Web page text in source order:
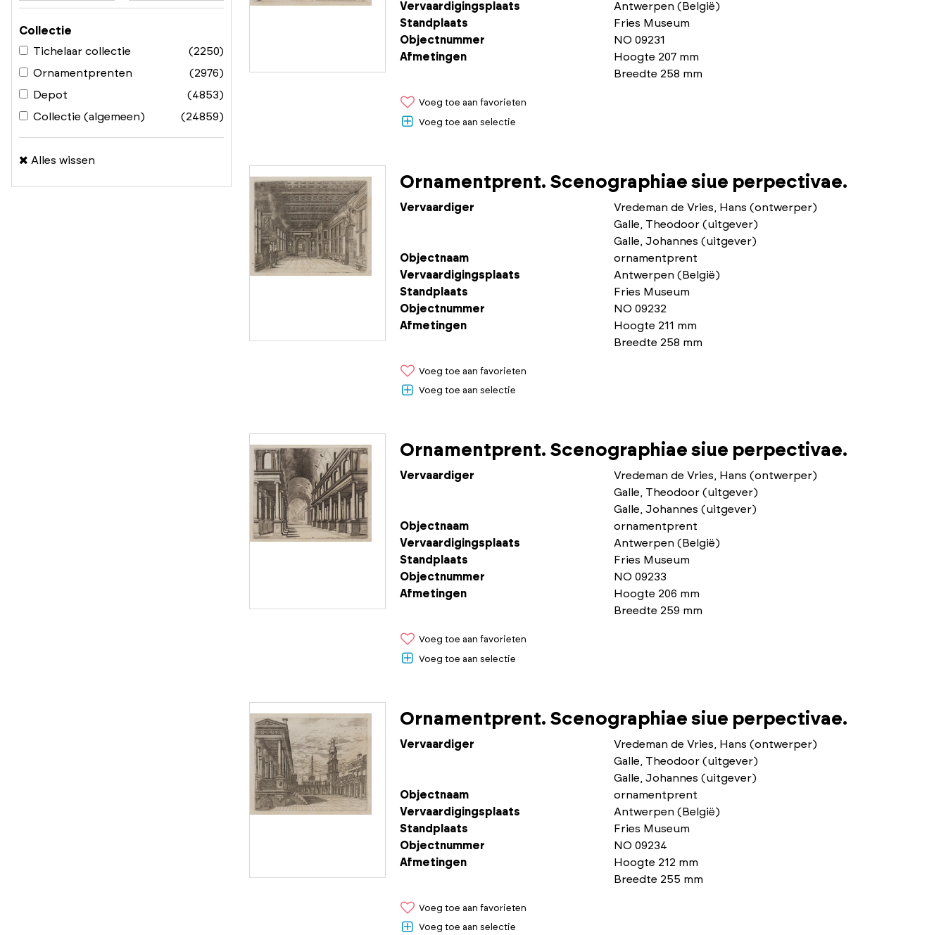
Collectie
Tichelaar collectie
(2250)
Ornamentprenten
(2976)
Depot
(4853)
Collectie (algemeen)
(24859)
Alles wissen
Vervaardigingsplaats
Antwerpen (België)
Standplaats
Fries Museum
Objectnummer
NO 09231
Afmetingen
Hoogte 207 mm
Breedte 258 mm
Voeg toe aan favorieten
Voeg toe aan selectie
Ornamentprent. Scenographiae siue perpectivae.
Vervaardiger
Vredeman de Vries, Hans (ontwerper)
Galle, Theodoor (uitgever)
Galle, Johannes (uitgever)
Objectnaam
ornamentprent
Vervaardigingsplaats
Antwerpen (België)
Standplaats
Fries Museum
Objectnummer
NO 09232
Afmetingen
Hoogte 211 mm
Breedte 258 mm
Voeg toe aan favorieten
Voeg toe aan selectie
Ornamentprent. Scenographiae siue perpectivae.
Vervaardiger
Vredeman de Vries, Hans (ontwerper)
Galle, Theodoor (uitgever)
Galle, Johannes (uitgever)
Objectnaam
ornamentprent
Vervaardigingsplaats
Antwerpen (België)
Standplaats
Fries Museum
Objectnummer
NO 09233
Afmetingen
Hoogte 206 mm
Breedte 259 mm
Voeg toe aan favorieten
Voeg toe aan selectie
Ornamentprent. Scenographiae siue perpectivae.
Vervaardiger
Vredeman de Vries, Hans (ontwerper)
Galle, Theodoor (uitgever)
Galle, Johannes (uitgever)
Objectnaam
ornamentprent
Vervaardigingsplaats
Antwerpen (België)
Standplaats
Fries Museum
Objectnummer
NO 09234
Afmetingen
Hoogte 212 mm
Breedte 255 mm
Voeg toe aan favorieten
Voeg toe aan selectie